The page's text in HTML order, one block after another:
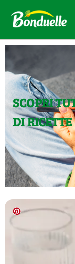
SCOPRI
DI RICETTE